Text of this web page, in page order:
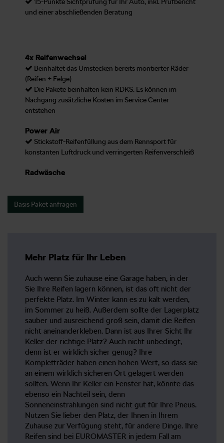
und einer abschließenden Beratung
4x Reifenwechsel
Beinhaltet das Umstecken bereits montierter Räder
(Reifen + Felge)
Die Pakete beinhalten kein RDKS. Es können im
Nachgang zusätzliche Kosten im Service Center
entstehen
Power Air
Stickstoff-Reifenfüllung aus dem Rennsport für
konstanten Luftdruck und verringerten Reifenverschleiß
Radwäsche
Basis Paket anfragen
Mehr Platz für Ihr Leben
Auch wenn Sie zuhause eine Garage haben, in der
Sie Ihre Reifen lagern können, ist das oft nicht der
perfekte Platz. Im Winter kann es zu kalt werden,
im Sommer zu heiß. Außerdem sollte der Lagerplatz
sauber und ausreichend groß sein, damit die Reifen
nicht aneinanderkleben. Dann ist aus Ihrer Sicht Ihr
Keller der richtige Platz? Auch nicht unbedingt,
denn ist er wirklich sicher genug? Ihre
Kompletträder haben einen hohen Wert, so dass sie
an einem wirklich sicheren Ort gelagert werden
sollten. Wenn Ihr Keller ein Fenster hat, könnte das
ebenso ein Nachteil sein, denn
Sonneneinstrahlungen sind nicht gut für Ihre Pneus.
Nutzen Sie lieber den Platz, der Ihnen in Ihrem
Zuhause zur Verfügung steht, für andere Dinge. Ihre
Reifen sind bei EUROMASTER in jedem Fall am